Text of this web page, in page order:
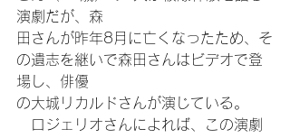
演劇だが、森
田さんが昨年8月に亡くなったため、そ
の遺志を継いで森田さんはビデオで登
場し、俳優
の大城リカルドさんが演じている。
ロジェリオさんによれば、この演劇